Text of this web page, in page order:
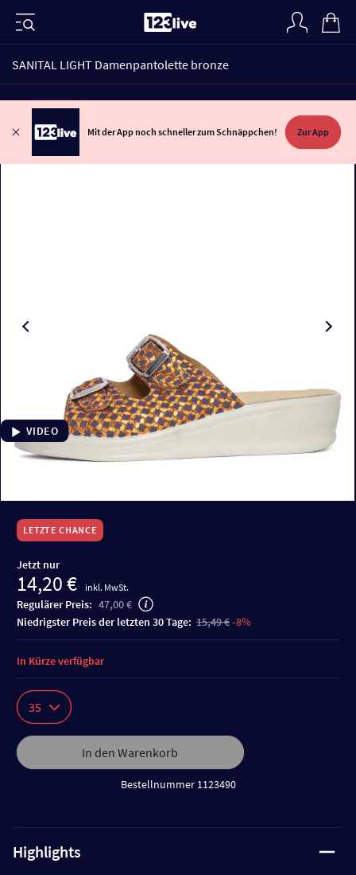
SANITAL LIGHT Damenpantolette bronze
Mit der App noch schneller zum Schnäppchen! Zur App
VIDEO
LETZTE CHANCE
Jetzt nur
14,20 € inkl. MwSt.
Regulärer Preis: 47,00 €
niedrigster Preis der letzten 30 Tage: 15,49 €-8%
35
In den Warenkorb
Bestellnummer 1123490
In Kürze verfügbar
Highlights